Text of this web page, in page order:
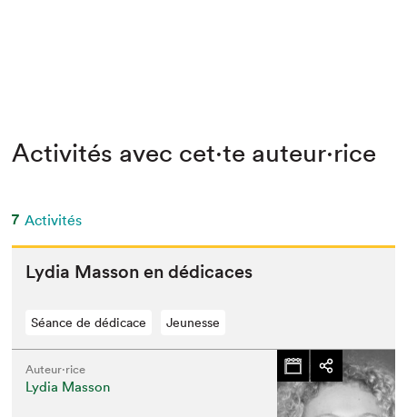
Activités avec cet·te auteur·rice
7 Activités
Lydia Mas­son en dédicaces
Séance de dédicace Jeunesse
Auteur·rice
Lydia Masson